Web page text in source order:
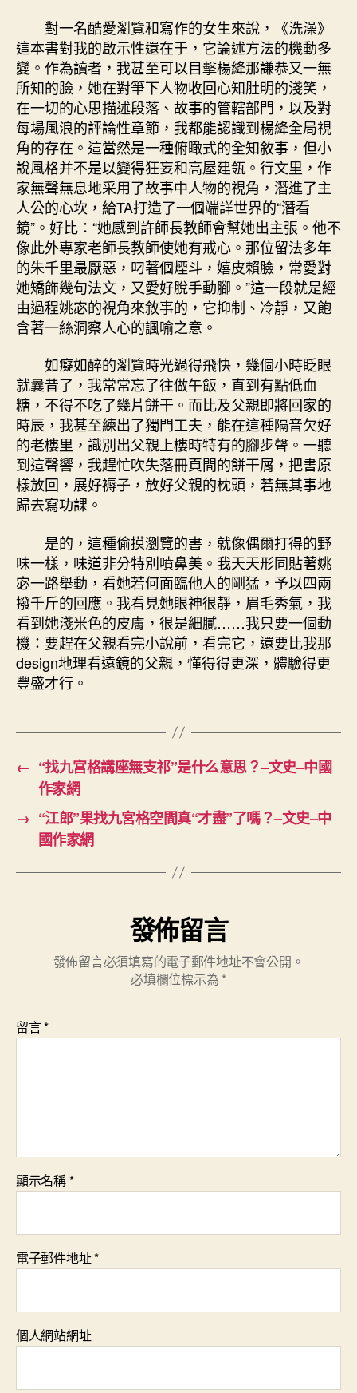
對一名酷愛瀏覽和寫作的女生來說，《洗澡》
這本書對我的啟示性還在于，它論述方法的機動多
變。作為讀者，我甚至可以目擊楊絳那謙恭又一無
所知的臉，她在對筆下人物收回心知肚明的淺笑，
在一切的心思描述段落、故事的管轄部門，以及對
每場風浪的評論性章節，我都能認識到楊絳全局視
角的存在。這當然是一種俯瞰式的全知敘事，但小
說風格并不是以變得狂妄和高屋建瓴。行文里，作
家無聲無息地采用了故事中人物的視角，潛進了主
人公的心坎，給TA打造了一個端詳世界的“潛看
鏡”。好比：“她感到許師長教師會幫她出主張。他不
像此外專家老師長教師使她有戒心。那位留法多年
的朱千里最厭惡，叼著個煙斗，嬉皮賴臉，常愛對
她矯飾幾句法文，又愛好脫手動腳。”這一段就是經
由過程姚宓的視角來敘事的，它抑制、冷靜，又飽
含著一絲洞察人心的諷喻之意。
如癡如醉的瀏覽時光過得飛快，幾個小時眨眼
就曩昔了，我常常忘了往做午飯，直到有點低血
糖，不得不吃了幾片餅干。而比及父親即將回家的
時辰，我甚至練出了獨門工夫，能在這種隔音欠好
的老樓里，識別出父親上樓時特有的腳步聲。一聽
到這聲響，我趕忙吹失落冊頁間的餅干屑，把書原
樣放回，展好褥子，放好父親的枕頭，若無其事地
歸去寫功課。
是的，這種偷摸瀏覽的書，就像偶爾打得的野
味一樣，味道非分特別噴鼻美。我天天形同貼著姚
宓一路舉動，看她若何面臨他人的剛猛，予以四兩
撥千斤的回應。我看見她眼神很靜，眉毛秀氣，我
看到她淺米色的皮膚，很是細膩……我只要一個動
機：要趕在父親看完小說前，看完它，還要比我那
design地理看遠鏡的父親，懂得得更深，體驗得更
豐盛才行。
← “找九宮格講座無支祁”是什么意思？–文史–中國
作家網
→ “江郎”果找九宮格空間真“才盡”了嗎？–文史–中
國作家網
發佈留言
發佈留言必須填寫的電子郵件地址不會公開。
必填欄位標示為 *
留言*
顯示名稱*
電子郵件地址*
個人網站網址